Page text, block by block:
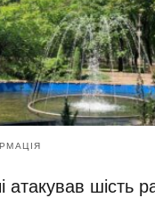
атакував шість